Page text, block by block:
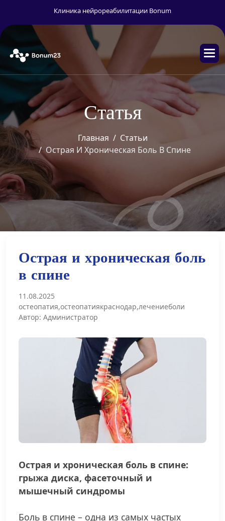
Клиника нейрореабилитации Bonum
Статья
Главная
Статьи
Острая И Хроническая Боль В Спине
Острая и хроническая боль
в спине
11.08.2025
остеопатия,остеопатиякраснодар,лечениеболи
Автор: Администратор
Острая и хроническая боль в спине:
грыжа диска, фасеточный и
мышечный синдромы
Боль в спине – одна из самых частых